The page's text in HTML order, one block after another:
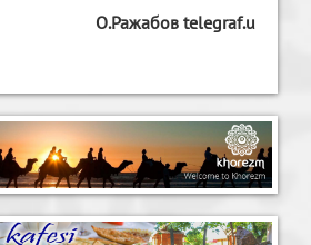
О.Ражабов telegraf.u